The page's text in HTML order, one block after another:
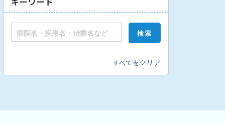
すべてをクリア